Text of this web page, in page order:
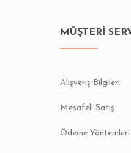
MÜŞTERİ
Alışveriş Bilgileri
Mesafeli Satış
Ödeme Yöntemleri